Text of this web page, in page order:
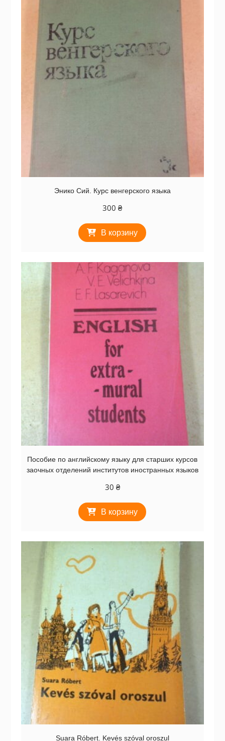
Энико Сий. Курс венгерского языка
300₴
В корзину
Пособие по английскому языку для старших курсов
заочных отделений институтов иностранных языков
30 ₴
В корзину
Suara Róbert. Kevés szóval oroszul